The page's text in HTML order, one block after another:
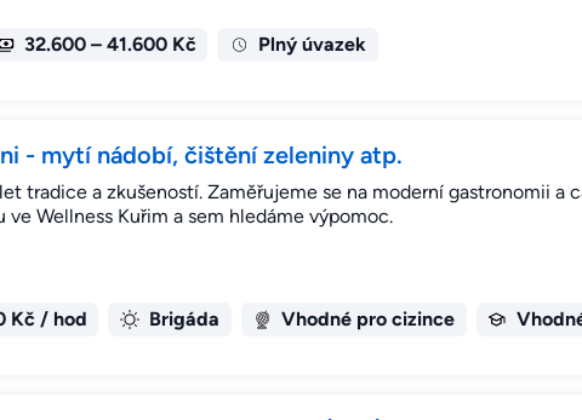
32.600 – 41.600 Kč Plný úvazek
- mytí nádobí, čištění zeleniny atp.
let tradice a zkušeností. Zaměřujeme se na moderní gastronomii
Wellness Kuřim a sem hledáme výpomoc.
Kč / hod Brigáda Vhodné pro cizince